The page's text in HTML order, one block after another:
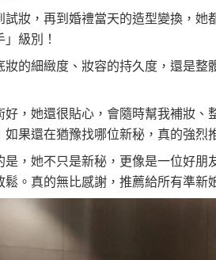
試妝，再到婚禮當天的造型變換，她
」級別！
妝的細緻度、妝容的持久度，還是整
好，她還很貼心，會隨時幫我補妝、
如果還在猶豫找哪位新秘，真的強烈
是，她不只是新秘，更像是一位好朋
鬆。真的無比感謝，推薦給所有準新